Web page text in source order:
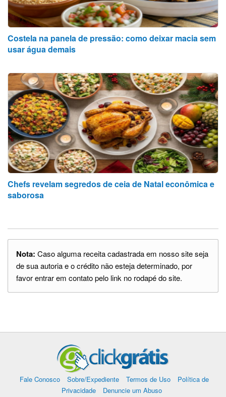
Costela na panela de pressão: como deixar macia sem
usar água demais
Chefs revelam segredos de ceia de Natal econômica e
saborosa
Nota: Caso alguma receita cadastrada em nosso site seja
de sua autoria e o crédito não esteja determinado, por
favor entrar em contato pelo link no rodapé do site.
Fale Conosco Sobre/Expediente Termos de Uso
Política de
Privacidade
Denuncie um Abuso